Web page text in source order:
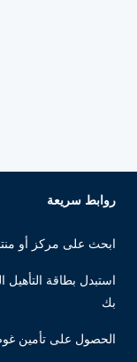
روابط سريعة
ابحث على مركز أو
استبدل بطاقة التأهيل
بك
الحصول على تأمين